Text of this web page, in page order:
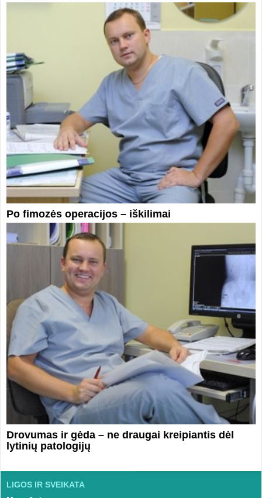
Po fimozės operacijos – iškilimai
Drovumas ir gėda – ne draugai kreipiantis dėl
lytinių patologijų
LIGOS IR SVEIKATA